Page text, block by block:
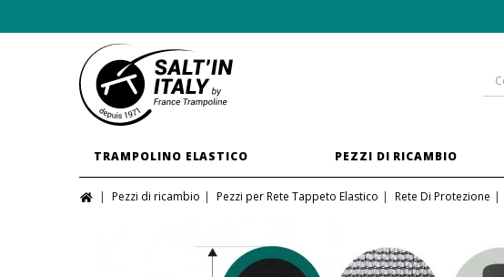
TRAMPOLINO ELASTICO PEZZI DI RICAMBIO
Pezzi di ricambio Pezzi per Rete Tappeto Elastico Rete Di Protezione